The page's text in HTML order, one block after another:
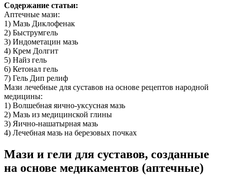
Содержание статьи:
Аптечные мази:
1) Мазь Диклофенак
2) Быструмгель
3) Индометацин мазь
4) Крем Долгит
5) Найз гель
6) Кетонал гель
7) Гель Дип релиф
Мази лечебные для суставов на основе рецептов народной
медицины:
1) Волшебная яично-уксусная мазь
2) Мазь из медицинской глины
3) Яично-нашатырная мазь
4) Лечебная мазь на березовых почках
Мази и гели для суставов, созданные
на основе медикаментов (аптечные)